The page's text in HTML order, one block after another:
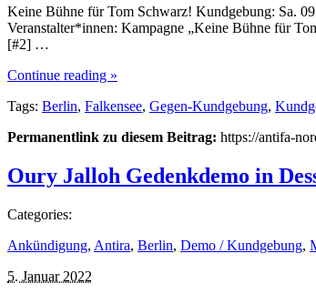
Keine Bühne für Tom Schwarz! Kundgebung: Sa.
Veranstalter*innen: Kampagne „Keine Bühne für
[#2] …
Continue reading »
Tags: Berlin, Falkensee, Gegen-Kundgebung,
Permanentlink zu diesem Beitrag: https://antifa-
Oury Jalloh Gedenkdemo in
Categories:
Ankündigung, Antira, Berlin, Demo / Kundgebung,
5. Januar 2022